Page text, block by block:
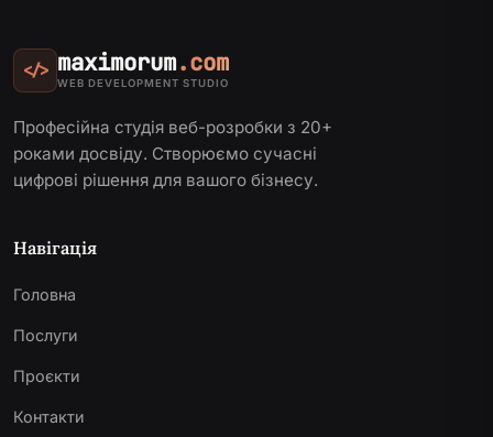
</> maximorum.com
WEB DEVELOPMENT STUDIO
Професійна студія веб-розробки з 20+
роками досвіду. Створюємо сучасні
цифрові рішення для вашого бізнесу.
Навігація
Головна
Послуги
Проєкти
Контакти